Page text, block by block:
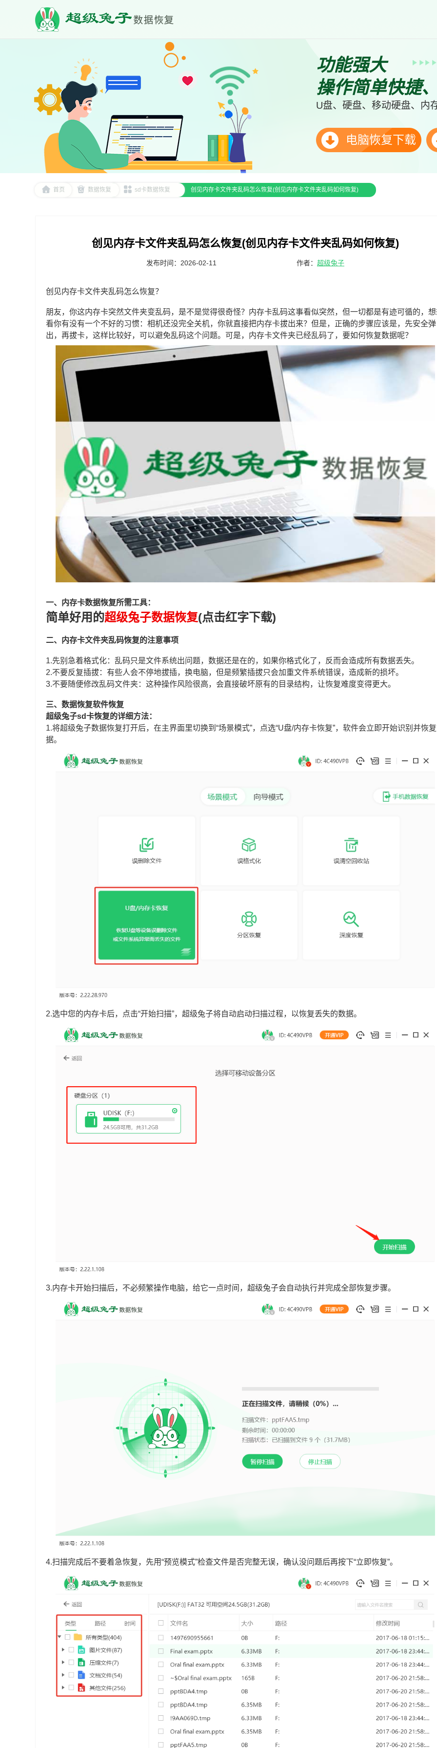
功能强大
操作简单快捷
U盘、硬盘、移动硬盘、内
电脑恢复下载
首页 数据恢复 sd卡数据恢复 创见内存卡文件夹乱码怎么恢复(创见内存卡文件夹乱码如何恢复)
创见内存卡文件夹乱码怎么恢复(创见内存卡文件夹乱码如何恢复)
发布时间：2026-02-11 作者： 超级兔子
创见内存卡文件夹乱码怎么恢复？
朋友，你这内存卡突然文件夹变乱码，是不是觉得很奇怪？内存卡乱码这事看似突然，但一切都是有迹可循的，
看你有没有一个不好的习惯：相机还没完全关机，你就直接把内存卡拔出来？但是，正确的步骤应该是，先安全弹
出，再拔卡，这样比较好，可以避免乱码这个问题。可是，内存卡文件夹已经乱码了，要如何恢复数据呢？
一、内存卡数据恢复所需工具：
简单好用的超级兔子数据恢复(点击红字下载)
二、内存卡文件夹乱码恢复的注意事项
1.先别急着格式化：乱码只是文件系统出问题，数据还是在的，如果你格式化了，反而会造成所有数据丢失。
2.不要反复插拔：有些人会不停地拔插，换电脑，但是频繁插拔只会加重文件系统错误，造成新的损坏。
3.不要随便修改乱码文件夹：这种操作风险很高，会直接破坏原有的目录结构，让恢复难度变得更大。
三、数据恢复软件恢复
超级兔子sd卡恢复的详细方法：
1.将超级兔子数据恢复打开后，在主界面里切换到“场景模式”，点选“U盘/内存卡恢复”，软件会立即开始识别并恢
据。
2.选中您的内存卡后，点击“开始扫描”，超级兔子将自动启动扫描过程，以恢复丢失的数据。
3.内存卡开始扫描后，不必频繁操作电脑，给它一点时间，超级兔子会自动执行并完成全部恢复步骤。
4.扫描完成后不要着急恢复，先用“预览模式”检查文件是否完整无误，确认没问题后再按下“立即恢复”。